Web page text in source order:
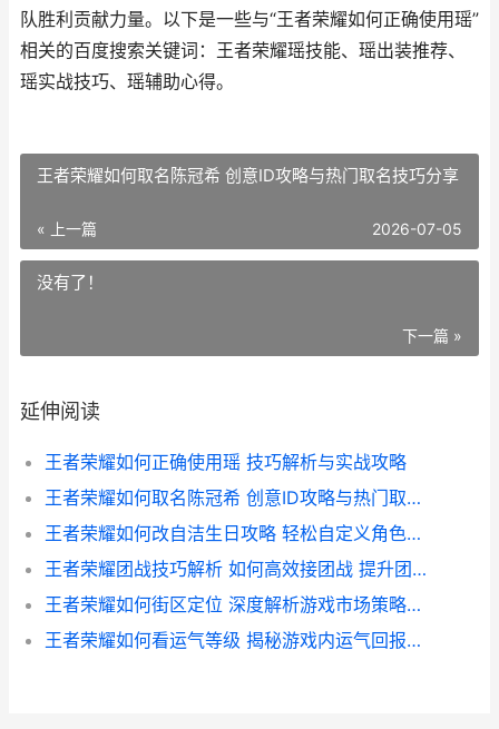
队胜利贡献力量。以下是一些与“王者荣耀如何正确使用瑶”
相关的百度搜索关键词：王者荣耀瑶技能、瑶出装推荐、
瑶实战技巧、瑶辅助心得。
王者荣耀如何取名陈冠希 创意ID攻略与热门取名技巧分享
« 上一篇 2026-07-05
没有了！
下一篇 »
延伸阅读
王者荣耀如何正确使用瑶 技巧解析与实战攻略
王者荣耀如何取名陈冠希 创意ID攻略与热门取名技巧分享
王者荣耀如何改自洁生日攻略 轻松自定义角色生日 解锁个性玩法
王者荣耀团战技巧解析 如何高效接团战 提升团队胜率
王者荣耀如何街区定位 深度解析游戏市场策略与用户群体定位
王者荣耀如何看运气等级 揭秘游戏内运气回报与等级提升技巧